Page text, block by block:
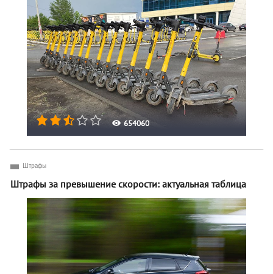
654060
Штрафы
Штрафы за превышение скорости: актуальная таблица